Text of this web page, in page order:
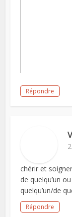
Répondre
chérir et
de quelqu’un
quelqu’un/de
Répondre